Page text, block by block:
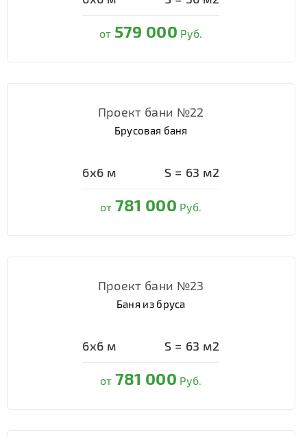
от 579 000 Руб.
Проект бани №22
Брусовая баня
6х6 м S = 63 м2
от 781 000 Руб.
Проект бани №23
Баня из бруса
6х6 м S = 63 м2
от 781 000 Руб.